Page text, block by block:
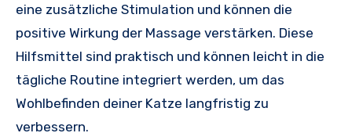
eine zusätzliche Stimulation und können die
positive Wirkung der Massage verstärken. Diese
Hilfsmittel sind praktisch und können leicht in die
tägliche Routine integriert werden, um das
Wohlbefinden deiner Katze langfristig zu
verbessern.